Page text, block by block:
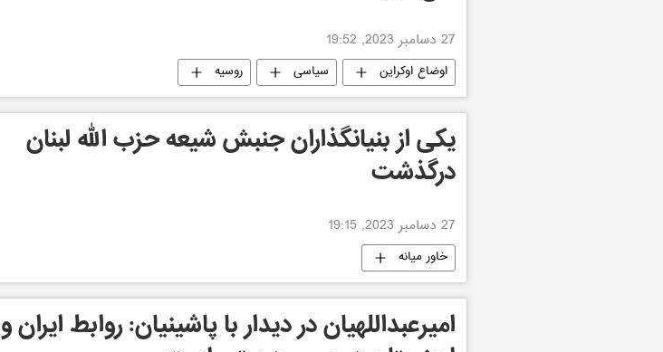
27 دسامبر 2023, 19:52
اوضاع اوکراین سیاسی روسیه
یکی از بنیانگذاران جنبش شیعه حزب الله لبنان
درگذشت
27 دسامبر 2023, 19:15
خاور میانه
امیرعبداللهیان در دیدار با پاشینیان: روابط ایران و